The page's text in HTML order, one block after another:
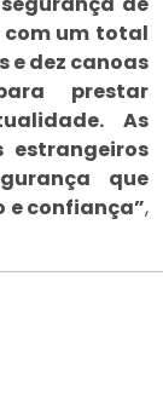
um total
e dez canoas
prestar
As
estrangeiros
que
e confiança”,